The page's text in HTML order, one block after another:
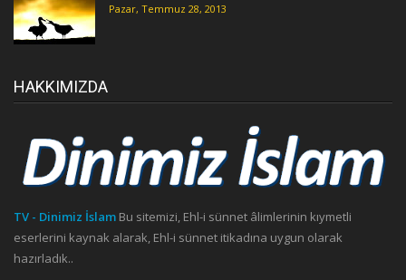
Pazar, Temmuz 28, 2013
HAKKIMIZDA
TV - Dinimiz İslam Bu sitemizi, Ehl-i sünnet âlimlerinin kıymetli
eserlerini kaynak alarak, Ehl-i sünnet itikadına uygun olarak
hazırladık..